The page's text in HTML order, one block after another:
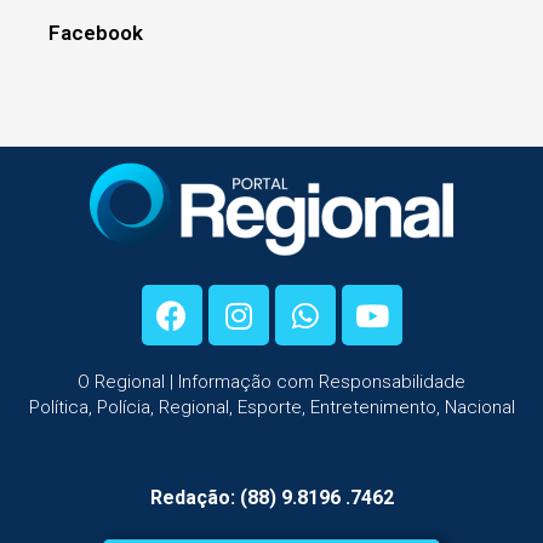
Facebook
O Regional | Informação com Responsabilidade
Política, Polícia, Regional, Esporte, Entretenimento, Nacional
Redação: (88) 9.8196 .7462